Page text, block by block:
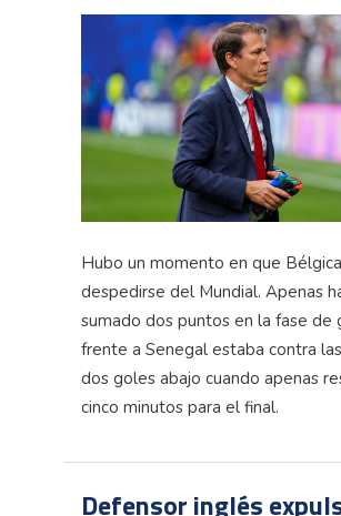
Hubo un momento en que
despedirse del Mundial. Apenas
sumado dos puntos en la fase de
frente a Senegal estaba contra
dos goles abajo cuando apenas
cinco minutos para el final.
Defensor inglés